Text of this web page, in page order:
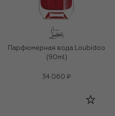
Парфюмерная вода Loubidoo
(90ml)
34 060 ₽